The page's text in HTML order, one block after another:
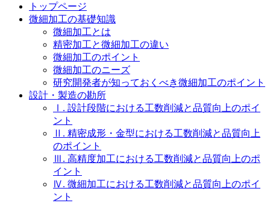
トップページ
微細加工の基礎知識
微細加工とは
精密加工と微細加工の違い
微細加工のポイント
微細加工のニーズ
研究開発者が知っておくべき微細加工のポイント
設計・製造の勘所
Ⅰ. 設計段階における工数削減と品質向上のポイ
ント
Ⅱ. 精密成形・金型における工数削減と品質向上
のポイント
Ⅲ. 高精度加工における工数削減と品質向上のポ
イント
Ⅳ. 微細加工における工数削減と品質向上のポイ
ント